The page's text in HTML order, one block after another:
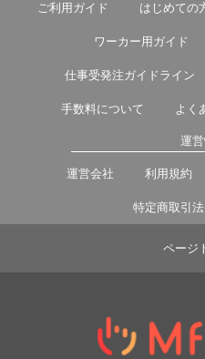
ご利用ガイド はじめての
ワーカー用ガイド
仕事受発注ガイドライン
手数料について よく
運
運営会社 利用規約
特定商取引
ページ